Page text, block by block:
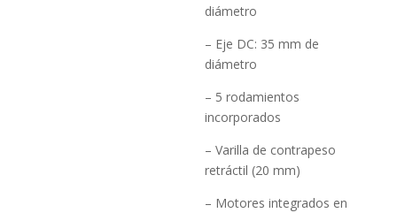
diámetro
– Eje DC: 35 mm de
diámetro
– 5 rodamientos
incorporados
– Varilla de contrapeso
retráctil (20 mm)
– Motores integrados en